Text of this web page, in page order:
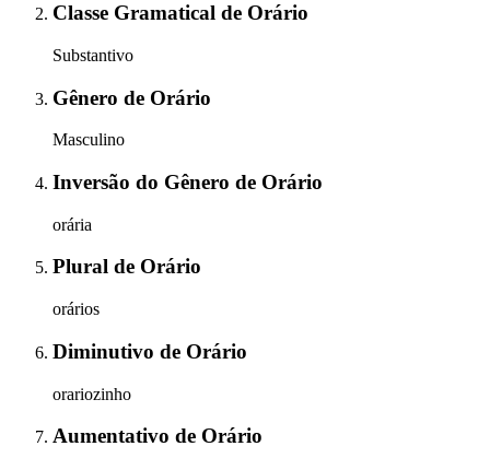
Classe Gramatical de Orário
Substantivo
Gênero de Orário
Masculino
Inversão do Gênero de Orário
orária
Plural de Orário
orários
Diminutivo de Orário
orariozinho
Aumentativo de Orário